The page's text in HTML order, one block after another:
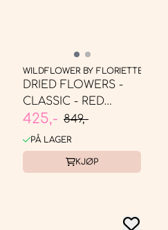
WILDFLOWER BY FLORIETTE
DRIED FLOWERS -
CLASSIC - RED
ALLURE
425,- 849,-
PÅ LAGER
KJØP